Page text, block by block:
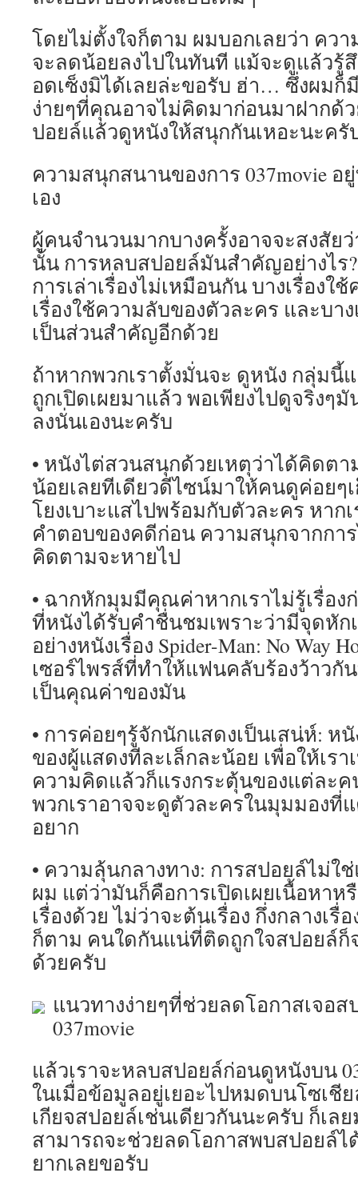
โดยไม่ตั้งใจก็ตาม ผมบอกเลยว่า คว
จะลดน้อยลงไปในทันที แม้จะดูแล้วรู้
อดเซ็งมิได้เลยล่ะขอรับ ฮ่า… ซึ่งผม
ง่ายๆที่คุณอาจไม่คิดมาก่อนมาฝากด้
ปอยล์แล้วดูหนังให้สนุกกันเหอะนะครั
ความสนุกสนานของการ 037movie
เอง
ผู้คนจำนวนมากบางครั้งอาจจะสงสัยว่
นั้น การหลบสปอยล์มันสำคัญอย่างไร
การเล่าเรื่องไม่เหมือนกัน บางเรื่องใ
เรื่องใช้ความลับของตัวละคร และบา
เป็นส่วนสำคัญอีกด้วย
ถ้าหากพวกเราตั้งมั่นจะ ดูหนัง กลุ่มนี้
ถูกเปิดเผยมาแล้ว พอเพียงไปดูจริงๆ
ลงนั่นเองนะครับ
• หนังไต่สวนสนุกด้วยเหตุว่าได้คิดต
น้อยเลยทีเดียวดีไซน์มาให้คนดูค่อยๆ
โยงเบาะแสไปพร้อมกับตัวละคร หาก
คำตอบของคดีก่อน ความสนุกจากก
คิดตามจะหายไป
• ฉากหักมุมมีคุณค่าหากเราไม่รู้เรื่อง
ที่หนังได้รับคำชื่นชมเพราะว่ามีจุดหั
อย่างหนังเรื่อง Spider-Man: No Way
เซอร์ไพรส์ที่ทำให้แฟนคลับร้องว้าวกั
เป็นคุณค่าของมัน
• การค่อยๆรู้จักนักแสดงเป็นเสน่ห์: ห
ของผู้แสดงทีละเล็กละน้อย เพื่อให้เรา
ความคิดแล้วก็แรงกระตุ้นของแต่ละค
พวกเราอาจจะดูตัวละครในมุมมองที่
อยาก
• ความลุ้นกลางทาง: การสปอยล์ไม่
ผม แต่ว่ามันก็คือการเปิดเผยเนื้อหาห
เรื่องด้วย ไม่ว่าจะต้นเรื่อง กึ่งกลางเรื่
ก็ตาม คนใดกันแน่ที่ติดถูกใจสปอยล์ก็
ด้วยครับ
แนวทางง่ายๆที่ช่วยลดโอกาสเจอ
037movie
แล้วเราจะหลบสปอยล์ก่อนดูหนังบน
ในเมื่อข้อมูลอยู่เยอะไปหมดบนโซเชีย
เกียจสปอยล์เช่นเดียวกันนะครับ ก็เล
สามารถจะช่วยลดโอกาสพบสปอยล์
ยากเลยขอรับ